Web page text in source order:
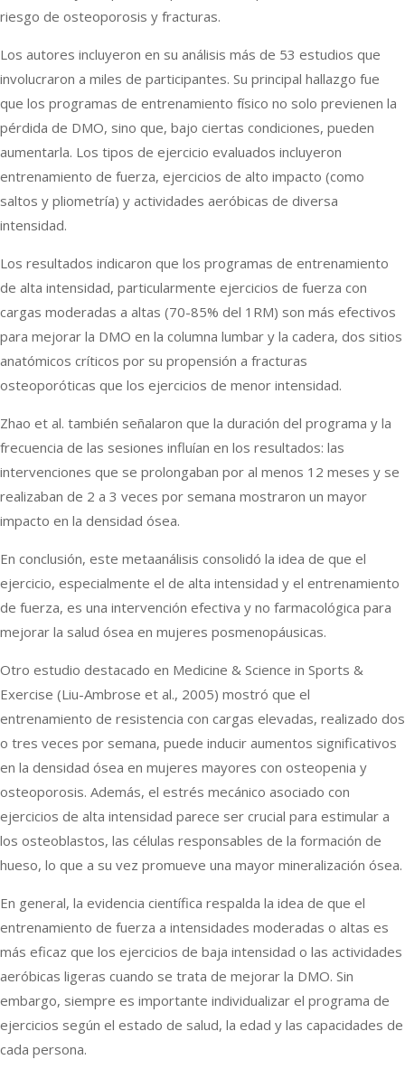
riesgo de osteoporosis y fracturas.
Los autores incluyeron en su análisis más de 53 estudios que
involucraron a miles de participantes. Su principal hallazgo fue
que los programas de entrenamiento físico no solo previenen la
pérdida de DMO, sino que, bajo ciertas condiciones, pueden
aumentarla. Los tipos de ejercicio evaluados incluyeron
entrenamiento de fuerza, ejercicios de alto impacto (como
saltos y pliometría) y actividades aeróbicas de diversa
intensidad.
Los resultados indicaron que los programas de entrenamiento
de alta intensidad, particularmente ejercicios de fuerza con
cargas moderadas a altas (70-85% del 1RM) son más efectivos
para mejorar la DMO en la columna lumbar y la cadera, dos sitios
anatómicos críticos por su propensión a fracturas
osteoporóticas que los ejercicios de menor intensidad.
Zhao et al. también señalaron que la duración del programa y la
frecuencia de las sesiones influían en los resultados: las
intervenciones que se prolongaban por al menos 12 meses y se
realizaban de 2 a 3 veces por semana mostraron un mayor
impacto en la densidad ósea.
En conclusión, este metaanálisis consolidó la idea de que el
ejercicio, especialmente el de alta intensidad y el entrenamiento
de fuerza, es una intervención efectiva y no farmacológica para
mejorar la salud ósea en mujeres posmenopáusicas.
Otro estudio destacado en Medicine & Science in Sports &
Exercise (Liu-Ambrose et al., 2005) mostró que el
entrenamiento de resistencia con cargas elevadas, realizado dos
o tres veces por semana, puede inducir aumentos significativos
en la densidad ósea en mujeres mayores con osteopenia y
osteoporosis. Además, el estrés mecánico asociado con
ejercicios de alta intensidad parece ser crucial para estimular a
los osteoblastos, las células responsables de la formación de
hueso, lo que a su vez promueve una mayor mineralización ósea.
En general, la evidencia científica respalda la idea de que el
entrenamiento de fuerza a intensidades moderadas o altas es
más eficaz que los ejercicios de baja intensidad o las actividades
aeróbicas ligeras cuando se trata de mejorar la DMO. Sin
embargo, siempre es importante individualizar el programa de
ejercicios según el estado de salud, la edad y las capacidades de
cada persona.